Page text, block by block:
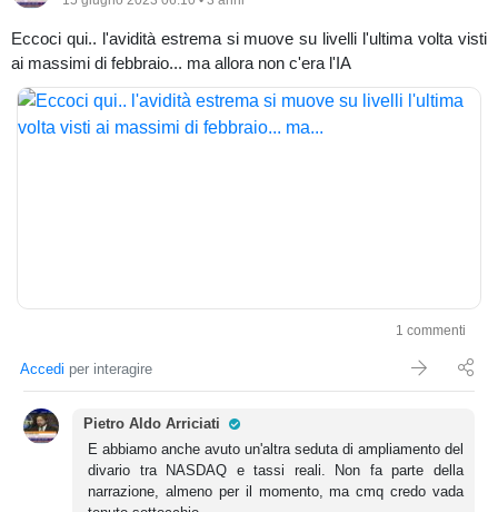
Eccoci qui.. l'avidità estrema si muove su livelli l'ultima volta visti
ai massimi di febbraio... ma allora non c'era l'IA
1 commenti
Accedi per interagire
Pietro Aldo Arriciati
E abbiamo anche avuto un'altra seduta di ampliamento del
divario tra NASDAQ e tassi reali. Non fa parte della
narrazione, almeno per il momento, ma cmq credo vada